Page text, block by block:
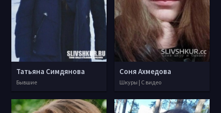
Татьяна Симдянова
Бывшие
Соня Ахмедова
Шкуры | С видео